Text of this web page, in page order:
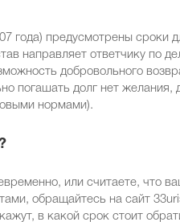
года) предусмотрены сроки
направляет ответчику по
добровольного
погашать долг нет
нормами).
или считаете, что
обращайтесь на сайт
в какой срок стоит